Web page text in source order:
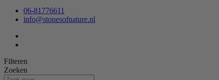
06-81776611
info@stonesofnature.nl
Filteren
Zoeken